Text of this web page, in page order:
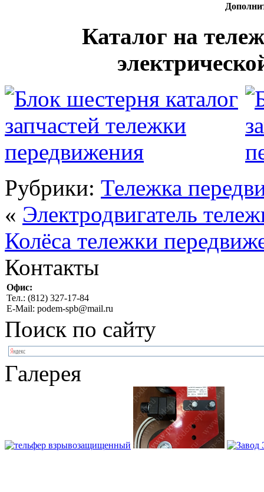
Каталог на
Рубрики: Тележка
« Электродвигатель
Колёса тележки
Контакты
Офис:
Тел.: (812) 327-17-84
E-Mail: podem-spb@mail.ru
Поиск по сайту
Галерея